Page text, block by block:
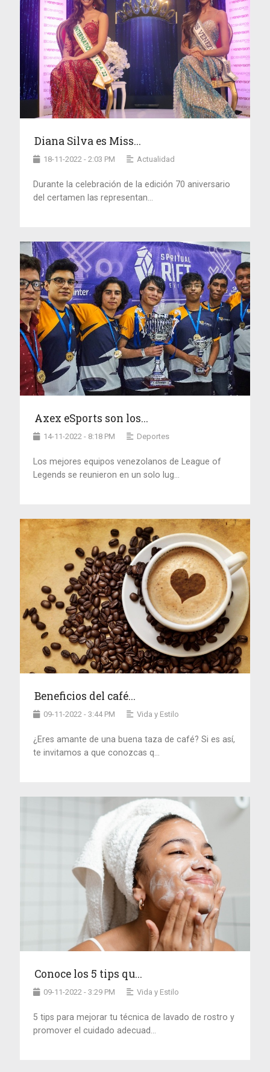
Diana Silva es Miss...
18-11-2022 - 2:03 PM Actualidad
Durante la celebración de la edición 70 aniversario
del certamen las representan...
Axex eSports son los...
14-11-2022 - 8:18 PM Deportes
Los mejores equipos venezolanos de League of
Legends se reunieron en un solo lug...
Beneficios del café...
09-11-2022 - 3:44 PM Vida y Estilo
¿Eres amante de una buena taza de café? Si es así,
te invitamos a que conozcas q...
Conoce los 5 tips qu...
09-11-2022 - 3:29 PM Vida y Estilo
5 tips para mejorar tu técnica de lavado de rostro y
promover el cuidado adecuad...